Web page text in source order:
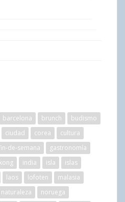
barcelona brunch
budismo
ciudad corea
cultura
de-semana
gastronomía
india isla
islas
laos lofoten
malasia
naturaleza
noruega